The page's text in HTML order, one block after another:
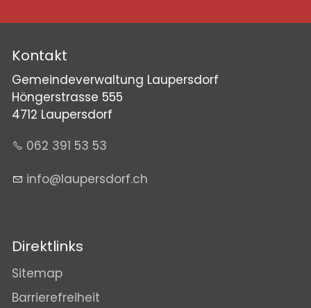
Kontakt
Gemeindeverwaltung Laupersdorf
Höngerstrasse 555
4712 Laupersdorf
062 391 53 53
nf
l p rsd rf ch
Direktlinks
Sitemap
Barrierefreiheit